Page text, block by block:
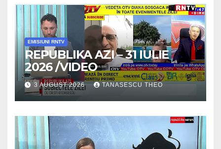
EMISIUNI RNTV
REPUBLIKA AZI – 31 IULIE
2026 /VIDEO
3 AUGUST 2026 TANASESCU THEO